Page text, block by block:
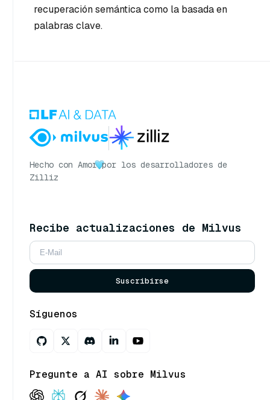
recuperación semántica como la basada en
palabras clave.
Hecho con Amor por los desarrolladores de
Zilliz
Recibe actualizaciones de Milvus
Suscribirse
Síguenos
Pregunte a AI sobre Milvus